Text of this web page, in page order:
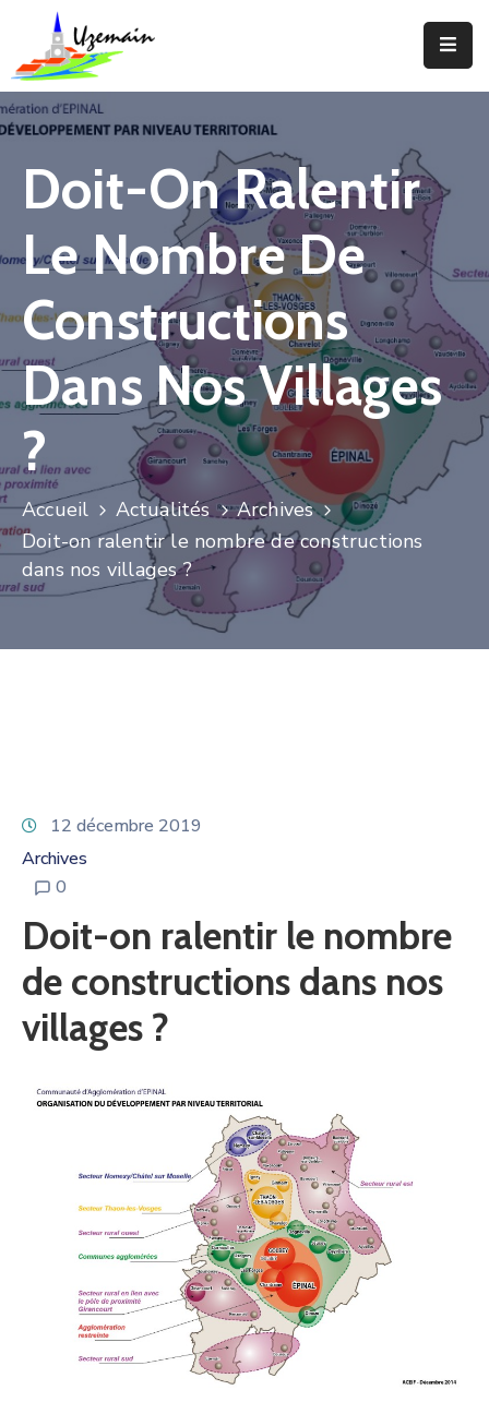
Actualités
Votre
Votre
Mairie
Services
Vie
Locale
Enfance
Doit-On Ralentir
Le Nombre De
Constructions
Dans Nos Villages
?
Accueil Actualités
Archives
Doit-on ralentir le nombre de constructions
dans nos villages ?
12 décembre 2019
Archives
0
Doit-on ralentir le nombre
de constructions dans nos
villages ?